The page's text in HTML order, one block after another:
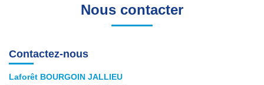
GESTION
NOS AGENCES
Nous contacter
Contactez-nous
Laforêt BOURGOIN JALLIEU